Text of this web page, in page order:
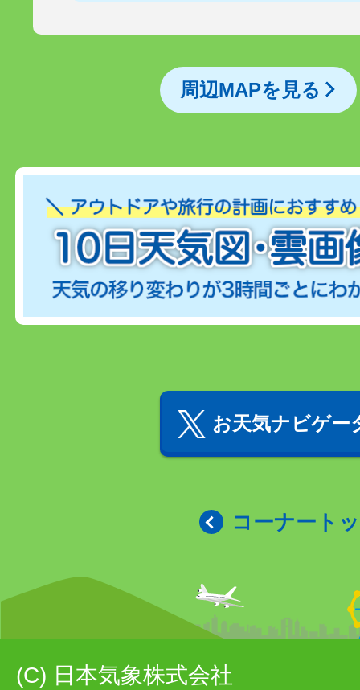
周辺MAPを見る
お天気ナビゲー
コーナート
(C) 日本気象株式会社